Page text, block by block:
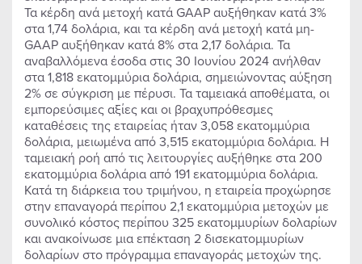
Τα κέρδη ανά μετοχή κατά GAAP αυξήθηκαν κατά 3%
στα 1,74 δολάρια, και τα κέρδη ανά μετοχή κατά μη-
GAAP αυξήθηκαν κατά 8% στα 2,17 δολάρια. Τα
αναβαλλόμενα έσοδα στις 30 Ιουνίου 2024 ανήλθαν
στα 1,818 εκατομμύρια δολάρια, σημειώνοντας αύξηση
2% σε σύγκριση με πέρυσι. Τα ταμειακά αποθέματα, οι
εμπορεύσιμες αξίες και οι βραχυπρόθεσμες
καταθέσεις της εταιρείας ήταν 3,058 εκατομμύρια
δολάρια, μειωμένα από 3,515 εκατομμύρια δολάρια. Η
ταμειακή ροή από τις λειτουργίες αυξήθηκε στα 200
εκατομμύρια δολάρια από 191 εκατομμύρια δολάρια.
Κατά τη διάρκεια του τριμήνου, η εταιρεία προχώρησε
στην επαναγορά περίπου 2,1 εκατομμύρια μετοχών με
συνολικό κόστος περίπου 325 εκατομμυρίων δολαρίων
και ανακοίνωσε μια επέκταση 2 δισεκατομμυρίων
δολαρίων στο πρόγραμμα επαναγοράς μετοχών της.